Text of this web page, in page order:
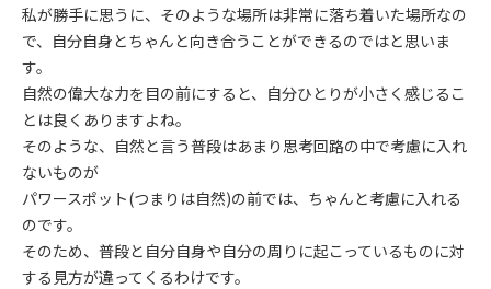
私が勝手に思うに、そのような場所は非常に落ち着いた場所なの
で、自分自身とちゃんと向き合うことができるのではと思いま
す。
自然の偉大な力を目の前にすると、自分ひとりが小さく感じるこ
とは良くありますよね。
そのような、自然と言う普段はあまり思考回路の中で考慮に入れ
ないものが
パワースポット(つまりは自然)の前では、ちゃんと考慮に入れる
のです。
そのため、普段と自分自身や自分の周りに起こっているものに対
する見方が違ってくるわけです。